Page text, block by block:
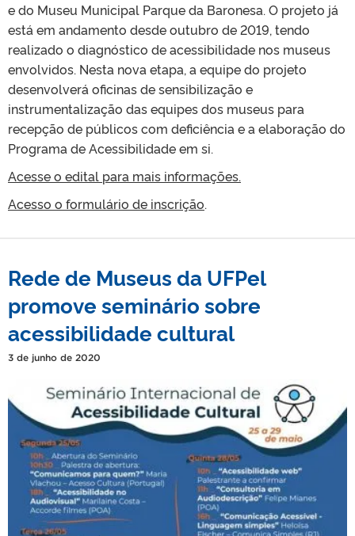
e do Museu Municipal Parque da Baronesa. O projeto já
está em andamento desde outubro de 2019, tendo
realizado o diagnóstico de acessibilidade nos museus
envolvidos. Nesta nova etapa, a equipe do projeto
desenvolverá oficinas de sensibilização e
instrumentalização das equipes dos museus para
recepção de públicos com deficiência e a elaboração do
Programa de Acessibilidade em si.
Acesse o edital para mais informações.
Acesso o formulário de inscrição.
Rede de Museus da UFPel
promove seminário sobre
acessibilidade cultural
3 de junho de 2020